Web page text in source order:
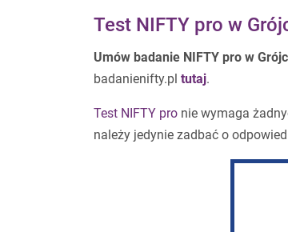
Test NIFTY pro w
Umów badanie NIFTY pro w
badanienifty.pl tutaj.
Test NIFTY pro nie wymaga
należy jedynie zadbać o